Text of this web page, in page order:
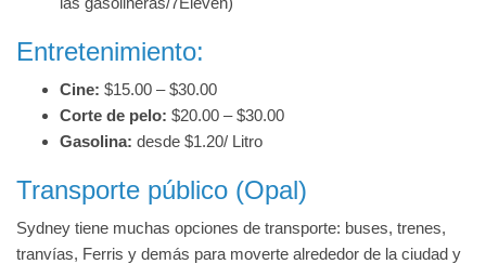
Entretenimiento:
Cine: $15.00 – $30.00
Corte de pelo: $20.00 – $30.00
Gasolina: desde $1.20/ Litro
Transporte público (Opal)
Sydney tiene muchas opciones de transporte: buses, trenes,
tranvías, Ferris y demás para moverte alrededor de la ciudad y